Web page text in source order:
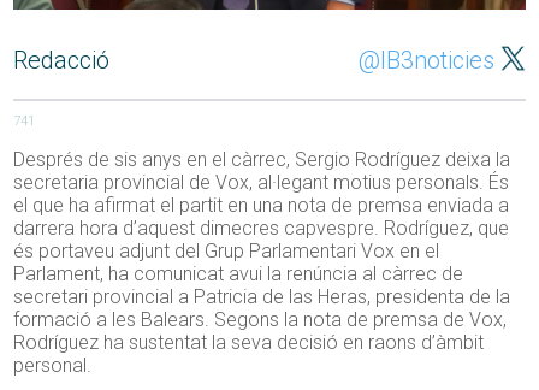
Redacció @IB3noticies
741
Després de sis anys en el càrrec, Sergio Rodríguez deixa la
secretaria provincial de Vox, al·legant motius personals. És
el que ha afirmat el partit en una nota de premsa enviada a
darrera hora d’aquest dimecres capvespre. Rodríguez, que
és portaveu adjunt del Grup Parlamentari Vox en el
Parlament, ha comunicat avui la renúncia al càrrec de
secretari provincial a Patricia de las Heras, presidenta de la
formació a les Balears. Segons la nota de premsa de Vox,
Rodríguez ha sustentat la seva decisió en raons d’àmbit
personal.